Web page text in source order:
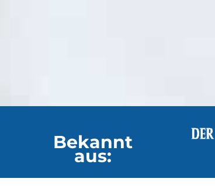
Bekannt
aus: